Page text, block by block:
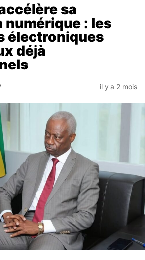
sa
: les
électroniques
déjà
il y a 2 mois